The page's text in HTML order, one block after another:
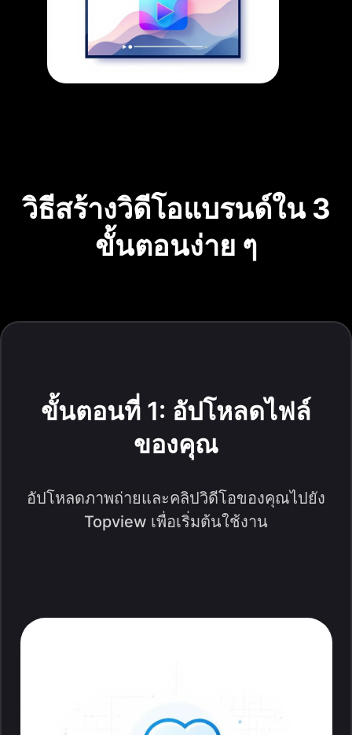
วิธีสร้างวิดีโอแบรนด์ใน 3
ขั้นตอนง่าย ๆ
ขั้นตอนที่ 1: อัปโหลดไฟล์
ของคุณ
อัปโหลดภาพถ่ายและคลิปวิดีโอของคุณไปยัง
Topview เพื่อเริ่มต้นใช้งาน